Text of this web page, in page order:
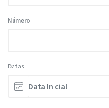
Número
Datas